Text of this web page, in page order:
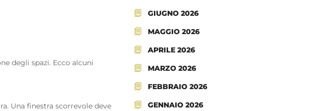
degli spazi. Ecco alcuni
Una finestra scorrevole deve
GIUGNO 2026
MAGGIO 2026
APRILE 2026
MARZO 2026
FEBBRAIO 2026
GENNAIO 2026